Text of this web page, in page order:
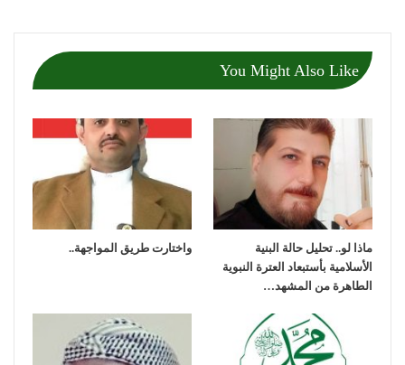
You Might Also Like
ماذا لو.. تحليل حالة البنية
الأسلامية بأستبعاد العترة النبوية
الطاهرة من المشهد…
واختارت طريق المواجهة..